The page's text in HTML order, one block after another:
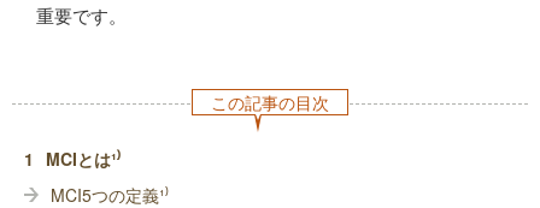
重要です。
この記事の目次
MCIとは¹⁾
MCI5つの定義¹⁾